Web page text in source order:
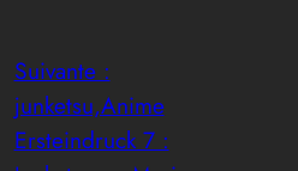
Suivante :
junketsu,Anime
Ersteindruck 7 :